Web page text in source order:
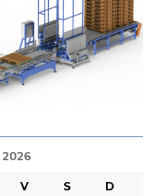
V S D